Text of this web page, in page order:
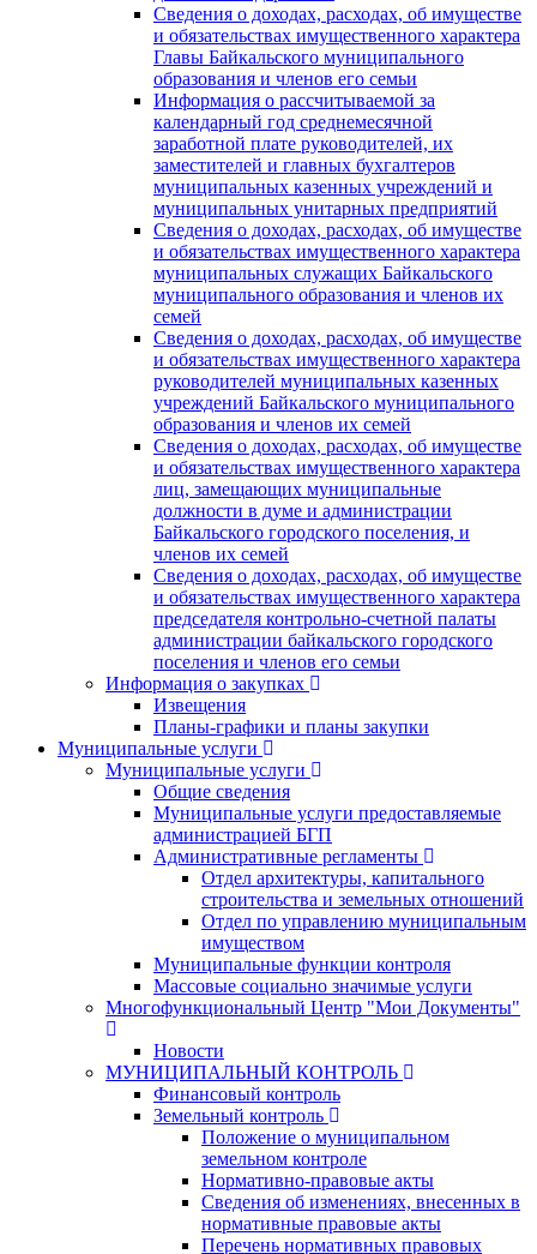
Сведения о доходах, расходах, об имуществе
и обязательствах имущественного характера
Главы Байкальского муниципального
образования и членов его семьи
Информация о рассчитываемой за
календарный год среднемесячной
заработной плате руководителей, их
заместителей и главных бухгалтеров
муниципальных казенных учреждений и
муниципальных унитарных предприятий
Сведения о доходах, расходах, об имуществе
и обязательствах имущественного характера
муниципальных служащих Байкальского
муниципального образования и членов их
семей
Сведения о доходах, расходах, об имуществе
и обязательствах имущественного характера
руководителей муниципальных казенных
учреждений Байкальского муниципального
образования и членов их семей
Сведения о доходах, расходах, об имуществе
и обязательствах имущественного характера
лиц, замещающих муниципальные
должности в думе и администрации
Байкальского городского поселения, и
членов их семей
Сведения о доходах, расходах, об имуществе
и обязательствах имущественного характера
председателя контрольно-счетной палаты
администрации байкальского городского
поселения и членов его семьи
Информация о закупках
Извещения
Планы-графики и планы закупки
Муниципальные услуги
Муниципальные услуги
Общие сведения
Муниципальные услуги предоставляемые
администрацией БГП
Административные регламенты
Отдел архитектуры, капитального
строительства и земельных отношений
Отдел по управлению муниципальным
имуществом
Муниципальные функции контроля
Массовые социально значимые услуги
Многофункциональный Центр "Мои Документы"
Новости
МУНИЦИПАЛЬНЫЙ КОНТРОЛЬ
Финансовый контроль
Земельный контроль
Положение о муниципальном
земельном контроле
Нормативно-правовые акты
Сведения об изменениях, внесенных в
нормативные правовые акты
Перечень нормативных правовых